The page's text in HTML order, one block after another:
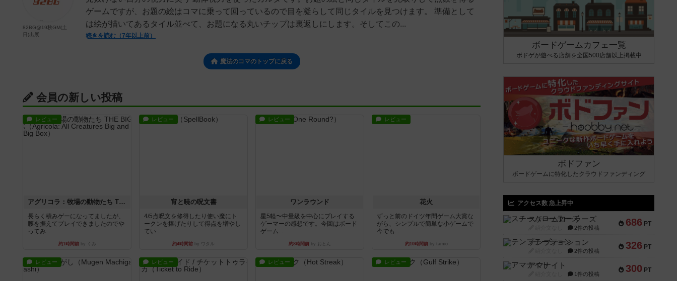
ゲームですが、お題の絵はコマに乗って回っているので目を凝らして同じタイルを見つけます。 準備として
は絵が描いてあるタイル並べて、お題になる丸いチップは裏返しにします。そしてこの...
続きを読む（7年以上前）
82BG@19秋GM(土
日)出展
魔法のコマのトップに戻る
会員の新しい投稿
レビュー
アグリコラ：牧場の動物たち THE BIG BOX
長らく積みゲーになってましたが、
腰を据えてプレイできましたのでや
ってみ...
約1時間前by くみ
レビュー
宵と暁の呪文書
4/5点呪文を修得したり使い魔にト
ークンを捧げたりして得点を増やし
てい...
約4時間前 by ワタル
レビュー
ワンラウンド
星5軽〜中量級を中心にプレイする
ゲーマーの感想です。今回はボード
ゲーム...
約8時間前 by おとん
レビュー
花火
ずっと前のドイツ年間ゲーム大賞な
がら、シンプルで簡単な小ゲームで
今でも...
約10時間前by tamio
レビュー レビュー レビュー レビュー
ボードゲームカフェ一覧
ボドゲが遊べる店舗を全国500店舗以上掲載中
ボドファン
ボードゲームに特化したクラウドファンディング
アクセス数 急上昇中
686 PT
スチームローラーズ
2件の投稿
326 PT
テンプテーション
2件の投稿
300 PT
アマナイト
1件の投稿